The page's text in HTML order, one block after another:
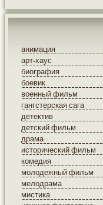
анимация
арт-хаус
биография
боевик
военный фильм
гангстерская сага
детектив
детский фильм
драма
исторический фильм
комедия
молодежный фильм
мелодрама
мистика